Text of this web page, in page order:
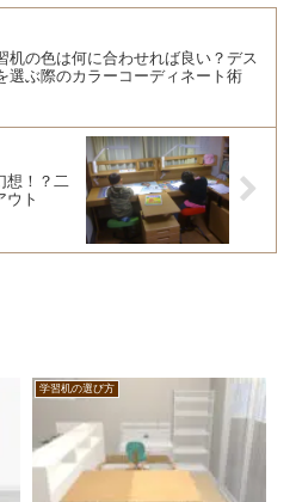
机の色は何に合わせれば良い？デス
選ぶ際のカラーコーディネート術
想！？二
ウト
学習机の選び方